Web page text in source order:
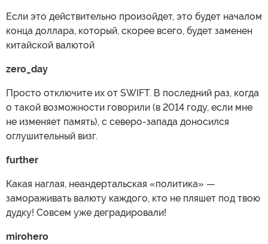
Если это действительно произойдет, это будет началом
конца доллара, который, скорее всего, будет заменен
китайской валютой
zero_day
Просто отключите их от SWIFT. В последний раз, когда
о такой возможности говорили (в 2014 году, если мне
не изменяет память), с северо-запада доносился
оглушительный визг.
further
Какая наглая, неандертальская «политика» —
замораживать валюту каждого, кто не пляшет под твою
дудку! Совсем уже деградировали!
mirohero